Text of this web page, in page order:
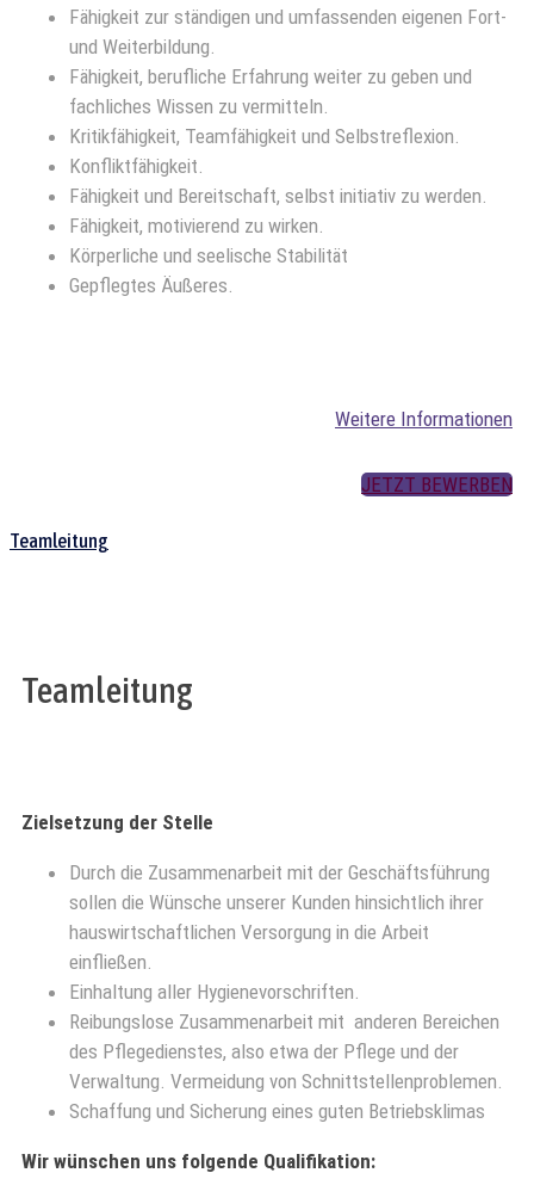
Fähigkeit zur ständigen und umfassenden eigenen Fort-
und Weiterbildung
Fähigkeit, berufliche Erfahrung weiter zu geben und
fachliches Wissen zu vermitteln.
Kritikfähigkeit, Teamfähigkeit und Selbstreflexion.
Konfliktfähigkeit.
Fähigkeit und Bereitschaft, selbst initiativ zu werden.
Fähigkeit, motivierend zu wirken.
Körperliche und seelische Stabilität
Gepflegtes Äußeres.
Weitere Informationen
JETZT BEWERBEN
Teamleitung
Teamleitung
Zielsetzung der Stelle
Durch die Zusammenarbeit mit der Geschäftsführung
sollen die Wünsche unserer Kunden hinsichtlich ihrer
hauswirtschaftlichen Versorgung in die Arbeit
einfließen.
Einhaltung aller Hygienevorschriften.
Reibungslose Zusammenarbeit mit anderen Bereichen
des Pflegedienstes, also etwa der Pflege und der
Verwaltung. Vermeidung von Schnittstellenproblemen.
Schaffung und Sicherung eines guten Betriebsklimas
Wir wünschen uns folgende Qualifikation: